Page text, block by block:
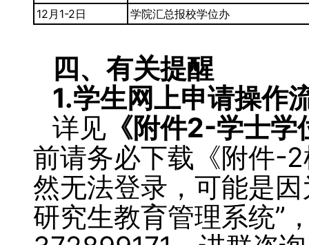
12月1-2日 学院汇总报校学位办
四、有关提醒
1.学生网上申请操作
详见 《附件2-学士
前请务必下载《附件-
然无法登录，可能是
研究生教育管理系统”